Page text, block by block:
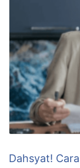
Dahsyat!